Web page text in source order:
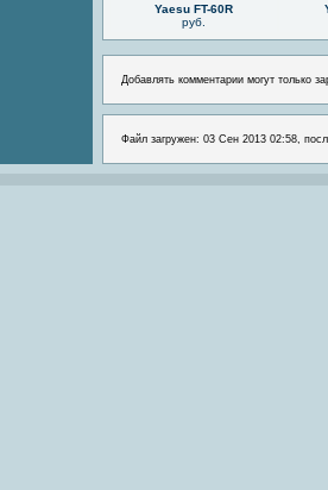
Yaesu FT-60R
руб.
Добавлять комментарии могут только
Файл загружен: 03 Сен 2013 02:58,